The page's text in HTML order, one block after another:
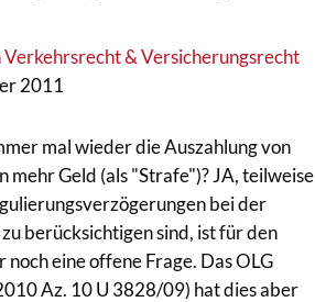
& Versicherungsrecht
2011
mal wieder die Auszahlung von
mehr Geld (als "Strafe")? JA, teilweise
bei der
berücksichtigen sind, ist für den
eine offene Frage. Das OLG
Az. 10 U 3828/09) hat dies aber